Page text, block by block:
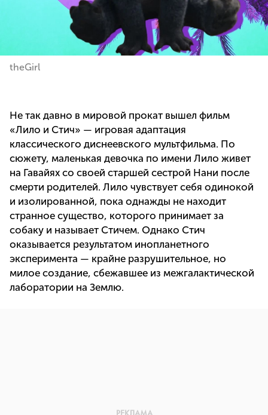
theGirl
Не так давно в мировой прокат вышел фильм
«Лило и Стич» — игровая адаптация
классического диснеевского мультфильма. По
сюжету, маленькая девочка по имени Лило живет
на Гавайях со своей старшей сестрой Нани после
смерти родителей. Лило чувствует себя одинокой
и изолированной, пока однажды не находит
странное существо, которого принимает за
собаку и называет Стичем. Однако Стич
оказывается результатом инопланетного
эксперимента — крайне разрушительное, но
милое создание, сбежавшее из межгалактической
лаборатории на Землю.